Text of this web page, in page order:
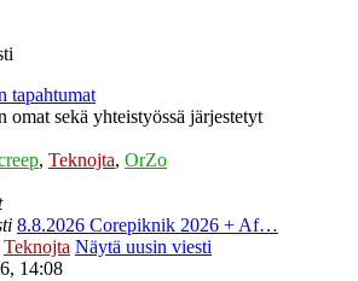
tapahtumat
sekä yhteistyössä järjestetyt
, Teknojta, OrZo
8.8.2026 Corepiknik 2026 + Af…
Teknojta Näytä uusin viesti
14:08